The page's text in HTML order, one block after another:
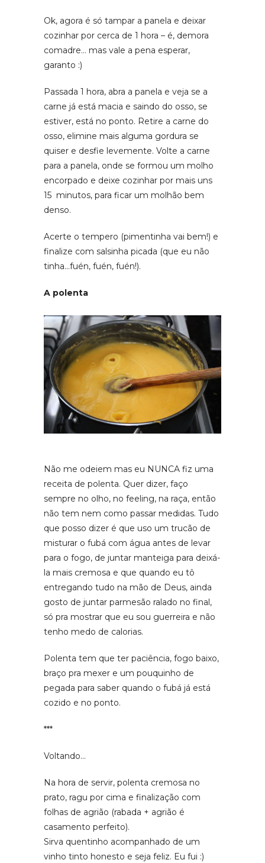
Ok, agora é só tampar a panela e deixar
cozinhar por cerca de 1 hora – é, demora
comadre… mas vale a pena esperar,
garanto :)
Passada 1 hora, abra a panela e veja se a
carne já está macia e saindo do osso, se
estiver, está no ponto. Retire a carne do
osso, elimine mais alguma gordura se
quiser e desfie levemente. Volte a carne
para a panela, onde se formou um molho
encorpado e deixe cozinhar por mais uns
15 minutos, para ficar um molhão bem
denso.
Acerte o tempero (pimentinha vai bem!) e
finalize com salsinha picada (que eu não
tinha…fuén, fuén, fuén!).
A polenta
Não me odeiem mas eu NUNCA fiz uma
receita de polenta. Quer dizer, faço
sempre no olho, no feeling, na raça, então
não tem nem como passar medidas. Tudo
que posso dizer é que uso um trucão de
misturar o fubá com água antes de levar
para o fogo, de juntar manteiga para deixá-
la mais cremosa e que quando eu tô
entregando tudo na mão de Deus, ainda
gosto de juntar parmesão ralado no final,
só pra mostrar que eu sou guerreira e não
tenho medo de calorias.
Polenta tem que ter paciência, fogo baixo,
braço pra mexer e um pouquinho de
pegada para saber quando o fubá já está
cozido e no ponto.
***
Voltando…
Na hora de servir, polenta cremosa no
prato, ragu por cima e finalização com
folhas de agrião (rabada + agrião é
casamento perfeito).
Sirva quentinho acompanhado de um
vinho tinto honesto e seja feliz. Eu fui :)